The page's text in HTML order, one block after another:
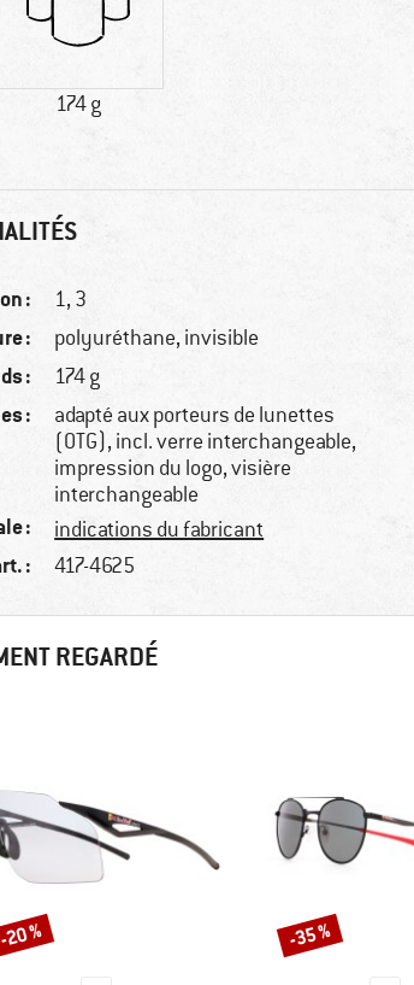
174 g
: 1, 3
: polyuréthane, invisible
: 174 g
:
adapté aux porteurs de lunettes
(OTG), incl. verre interchangeable,
impression du logo, visière
interchangeable
: indications du fabricant
: 417-4625
REGARDÉ
% Remise
-35 %